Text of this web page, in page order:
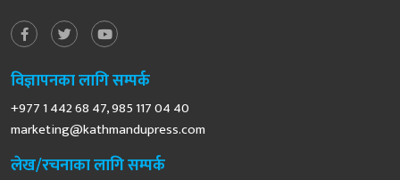
विज्ञापनका लागि सम्पर्क
+977 1 442 68 47, 985 117 04 40
marketing@kathmandupress.com
लेख/रचनाका लागि सम्पर्क